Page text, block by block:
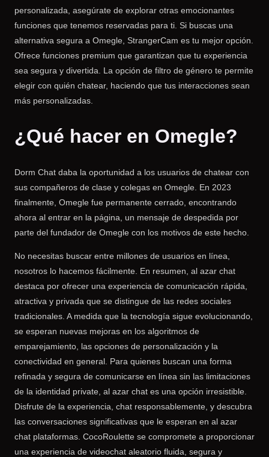
personalizada, asegúrate de explorar otras emocionantes
funciones que tenemos reservadas para ti. Si buscas una
alternativa segura a Omegle, StrangerCam es tu mejor opción.
Ofrece funciones premium que garantizan que tu experiencia
sea segura y divertida. La opción de filtro de género te permite
elegir con quién chatear, haciendo que tus interacciones sean
más personalizadas.
¿Qué hacer en Omegle?
Dorm Chat daba la oportunidad a los usuarios de chatear con
sus compañeros de clase y colegas en Omegle. En 2023
finalmente, Omegle fue permanente cerrado, encontrando
ahora al entrar en la página, un mensaje de despedida por
parte del fundador de Omegle con los motivos de este hecho.
No necesitas buscar entre millones de usuarios en línea,
nosotros lo hacemos fácilmente. En resumen, al azar chat
destaca por ofrecer una experiencia de comunicación rápida,
atractiva y privada que se distingue de las redes sociales
tradicionales. A medida que la tecnología sigue evolucionando,
se esperan nuevas mejoras en los algoritmos de
emparejamiento, las opciones de personalización y la
conectividad en general. Para quienes buscan una forma
refinada y segura de comunicarse en línea sin las limitaciones
de la identidad private, al azar chat es una opción irresistible.
Disfrute de la experiencia, chat responsablemente, y descubra
las conversaciones significativas que le esperan en al azar
chat plataformas. CocoRoulette se compromete a proporcionar
una experiencia de videochat aleatorio fluida, segura y